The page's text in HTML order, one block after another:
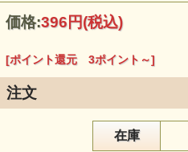
価格:396円(税込)
[ポイント還元 3ポイント～]
注文
在庫